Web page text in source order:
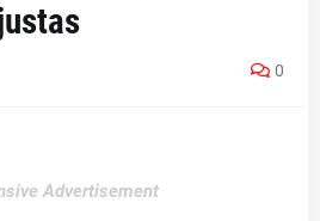
0
Advertisement